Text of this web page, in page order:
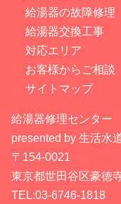
給湯器の故障修理
給湯器交換工事
対応エリア
お客様からご相談
サイトマップ
給湯器修理センター
presented by 生活水
〒154-0021
東京都世田谷区豪徳
TEL:03-6746-1818